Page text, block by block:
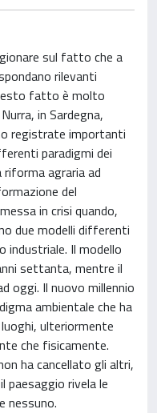
sul fatto che a
rilevanti
fatto è molto
in Sardegna,
registrate importanti
paradigmi dei
agraria ad
del
in crisi quando,
due modelli differenti
industriale. Il modello
settanta, mentre il
oggi. Il nuovo millennio
ambientale che ha
ulteriormente
che fisicamente.
ha cancellato gli altri,
paesaggio rivela le
nessuno.